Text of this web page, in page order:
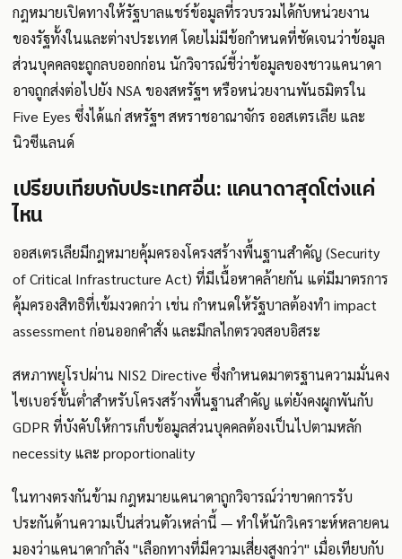
กฎหมายเปิดทางให้รัฐบาลแชร์ข้อมูลที่รวบรวมได้กับหน่วยงาน
ของรัฐทั้งในและต่างประเทศ โดยไม่มีข้อกำหนดที่ชัดเจนว่าข้อมูล
ส่วนบุคคลจะถูกลบออกก่อน นักวิจารณ์ชี้ว่าข้อมูลของชาวแคนาดา
อาจถูกส่งต่อไปยัง NSA ของสหรัฐฯ หรือหน่วยงานพันธมิตรใน
Five Eyes ซึ่งได้แก่ สหรัฐฯ สหราชอาณาจักร ออสเตรเลีย และ
นิวซีแลนด์
เปรียบเทียบกับประเทศอื่น: แคนาดาสุดโต่งแค่
ไหน
ออสเตรเลียมีกฎหมายคุ้มครองโครงสร้างพื้นฐานสำคัญ (Security
of Critical Infrastructure Act) ที่มีเนื้อหาคล้ายกัน แต่มีมาตรการ
คุ้มครองสิทธิที่เข้มงวดกว่า เช่น กำหนดให้รัฐบาลต้องทำ impact
assessment ก่อนออกคำสั่ง และมีกลไกตรวจสอบอิสระ
สหภาพยุโรปผ่าน NIS2 Directive ซึ่งกำหนดมาตรฐานความมั่นคง
ไซเบอร์ขั้นต่ำสำหรับโครงสร้างพื้นฐานสำคัญ แต่ยังคงผูกพันกับ
GDPR ที่บังคับให้การเก็บข้อมูลส่วนบุคคลต้องเป็นไปตามหลัก
necessity และ proportionality
ในทางตรงกันข้าม กฎหมายแคนาดาถูกวิจารณ์ว่าขาดการรับ
ประกันด้านความเป็นส่วนตัวเหล่านี้ — ทำให้นักวิเคราะห์หลายคน
มองว่าแคนาดากำลัง "เลือกทางที่มีความเสี่ยงสูงกว่า" เมื่อเทียบกับ